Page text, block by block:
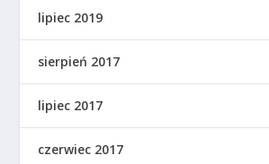
lipiec 2019
sierpień 2017
lipiec 2017
czerwiec 2017